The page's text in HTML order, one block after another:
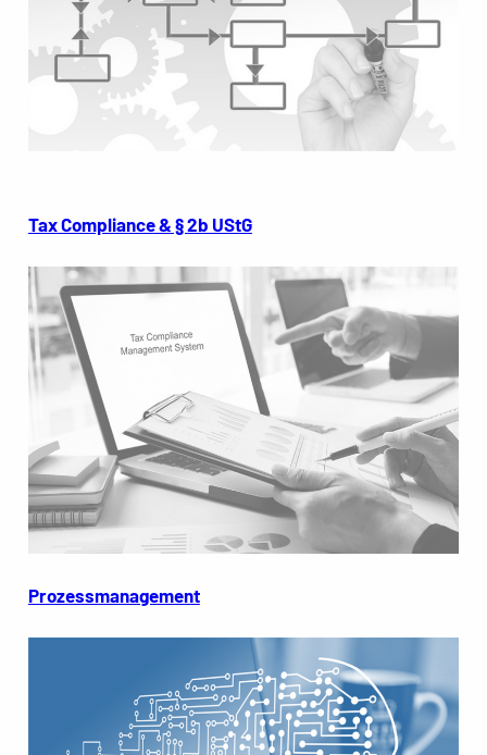
Tax Compliance & § 2b UStG
Prozessmanagement